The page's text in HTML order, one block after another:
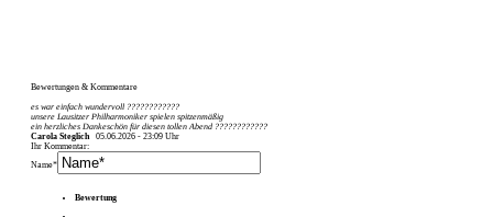
Bewertungen & Kommentare
es war einfach wundervoll ????????????
unsere Lausitzer Philharmoniker spielen spitzenmäßig
ein herzliches Dankeschön für diesen tollen Abend ????????????
Carola Steglich 05.06.2026 - 23:09 Uhr
Ihr Kommentar:
Name*
Bewertung